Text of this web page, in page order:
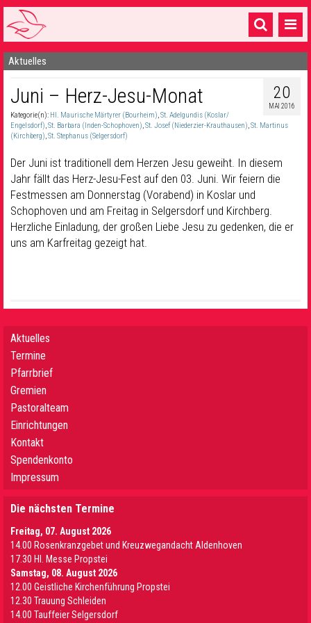
Startseite
1 Pfarrei
16 Gemeinden & mehr
Sakramente & Feste
Gemeinschaft & Soziales
Musik& Kultur
Aktuelles
20
MAI 2016
Juni – Herz-Jesu-Monat
Kategorie(n): Hl. Maurische Märtyrer (Bourheim),St. Adelgundis (Koslar/
Engelsdorf),St. Barbara (Inden-Schophoven),St. Josef (Niederzier-Krauthausen),St. Martinus
(Kirchberg),St. Stephanus (Selgersdorf)
Der Juni ist traditionell dem Herzen Jesu geweiht. In diesem
Jahr fällt das Herz-Jesu-Fest auf den 03. Juni. Wir feiern die
Festmessen am Donnerstag (Vorabend) in Koslar und
Schophoven und am Freitag in Selgersdorf und Kirchberg.
Herzliche Einladung, der großen Liebe Jesu zu gedenken, die er
uns am Karfreitag gezeigt hat.
Aktuelles
Termine
Pfarrbrief
Gremien
Pastoralteam
Einrichtungen
Kontakt
Spendenkonto
Impressum
Die nächsten Termine
Freitag, 07. August 2026
14.00 Rosenkranzgebet und Kreuzwegandacht Aldenhoven
17.30 Hl. Messe Propstei
Samstag, 08. August 2026
12.00 Geistliche Kirchenführung Propstei
12.30 Trauung Schleiden
14.00 Tauffeier Selgersdorf